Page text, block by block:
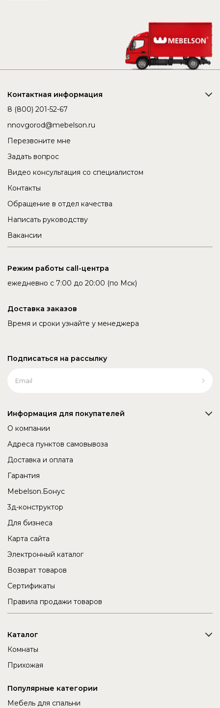
Контактная информация
8 (800) 201-52-67
nnovgorod@mebelson.ru
Перезвоните мне
Задать вопрос
Видео консультация со специалистом
Контакты
Обращение в отдел качества
Написать руководству
Вакансии
Режим работы call-центра
ежедневно с 7:00 до 20:00 (по Мск)
Доставка заказов
Время и сроки узнайте у менеджера
Подписаться на рассылку
Информация для покупателей
О компании
Адреса пунктов самовывоза
Доставка и оплата
Гарантия
Mebelson.Бонус
3д-конструктор
Для бизнеса
Карта сайта
Электронный каталог
Возврат товаров
Сертификаты
Правила продажи товаров
Каталог
Комнаты
Прихожая
Популярные категории
Мебель для спальни